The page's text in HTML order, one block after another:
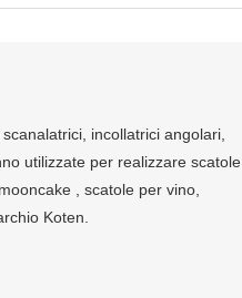
incollatrici angolari,
utilizzate per realizzare scatole
, scatole per vino,
Koten.